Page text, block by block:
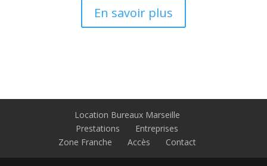
En savoir plus
Location Bureaux Marseille
Prestations
Entreprises
Zone Franche
Accès Contact